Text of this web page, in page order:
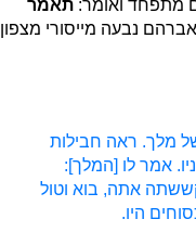
מתפחד ואומר: תאמר
נבעה מייסורי מצפון
מלך. ראה חבילות
אמר לו [המלך]:
אתה, בוא וטול
היו.